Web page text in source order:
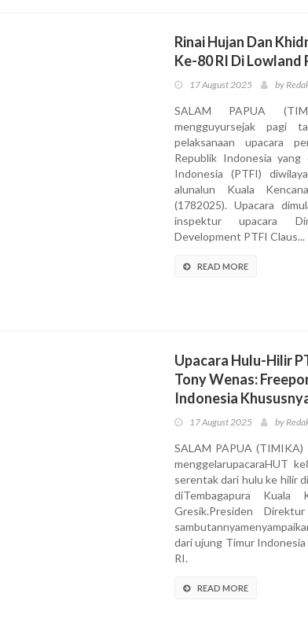
Rinai Hujan Dan
Ke-80 RI Di
17 August 2025 by
SALAM PAPUA
mengguyursejak pagi
pelaksanaan upacara
Republik Indonesia yang
Indonesia (PTFI)
alunalun Kuala
(1782025). Upacara
inspektur upacara
Development PTFI Claus...
READ MORE
Upacara Hulu-Hilir
Tony Wenas:
Indonesia
17 August 2025 by
SALAM PAPUA
menggelarupacaraHUT
serentak dari hulu ke hilir
diTembagapura Kuala
Gresik.Presiden
dari ujung Timur
RI.
READ MORE